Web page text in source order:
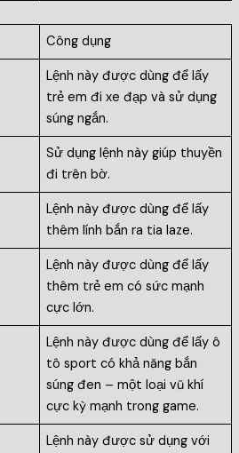
Công dụng
Lệnh này được dùng để lấy
trẻ em đi xe đạp và sử dụng
súng ngắn.
Sử dụng lệnh này giúp thuyền
đi trên bờ.
Lệnh này được dùng để lấy
thêm lính bắn ra tia laze.
Lệnh này được dùng để lấy
thêm trẻ em có sức mạnh
cực lớn.
Lệnh này được dùng để lấy ô
tô sport có khả năng bắn
súng đen – một loại vũ khí
cực kỳ mạnh trong game.
Lệnh này được sử dụng với